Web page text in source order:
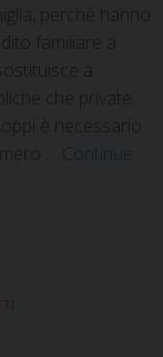
perchè hanno
familiare a
a
che private.
è necessario
… Continue